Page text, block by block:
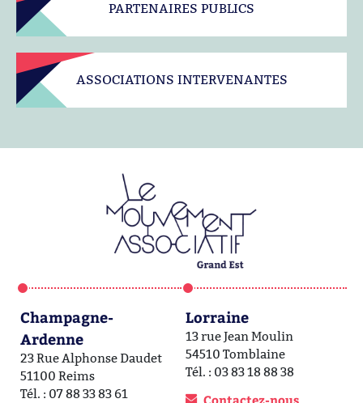
PARTENAIRES PUBLICS
ASSOCIATIONS INTERVENANTES
Champagne-
Ardenne
23 Rue Alphonse Daudet
51100 Reims
Tél. : 07 88 33 83 61
Lorraine
13 rue Jean Moulin
54510 Tomblaine
Tél. : 03 83 18 88 38
Contactez-nous